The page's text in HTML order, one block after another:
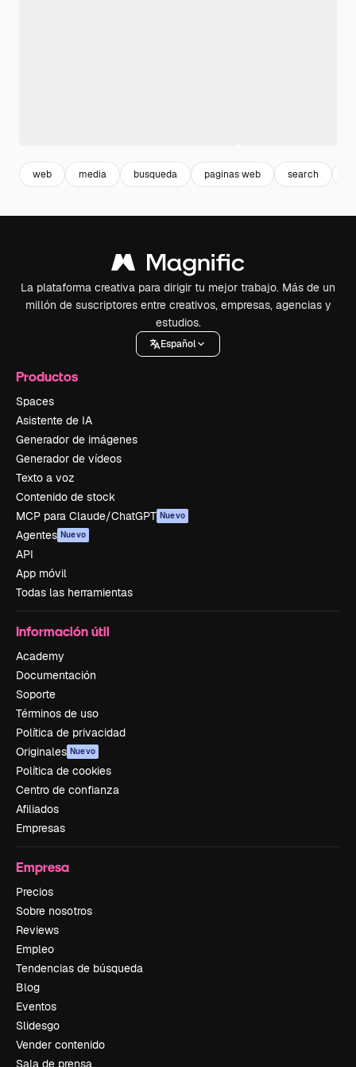
web media busqueda paginas web search
La plataforma creativa para dirigir tu mejor trabajo. Más de un
millón de suscriptores entre creativos, empresas, agencias y
estudios.
Español
Productos
Spaces
Asistente de IA
Generador de imágenes
Generador de vídeos
Texto a voz
Contenido de stock
MCP para Claude/ChatGPT Nuevo
Agentes Nuevo
API
App móvil
Todas las herramientas
Información útil
Academy
Documentación
Soporte
Términos de uso
Política de privacidad
Originales Nuevo
Política de cookies
Centro de confianza
Afiliados
Empresas
Empresa
Precios
Sobre nosotros
Reviews
Empleo
Tendencias de búsqueda
Blog
Eventos
Slidesgo
Vender contenido
Sala de prensa